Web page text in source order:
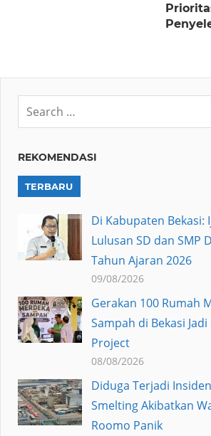
REKOMENDASI
TERBARU
Di Kabupaten Bekasi:
Lulusan SD dan SMP
Tahun Ajaran 2026
09/08/2026
Gerakan 100 Rumah
Sampah di Bekasi
Project
08/08/2026
Diduga Terjadi
Smelting Akibatkan
Roomo Panik